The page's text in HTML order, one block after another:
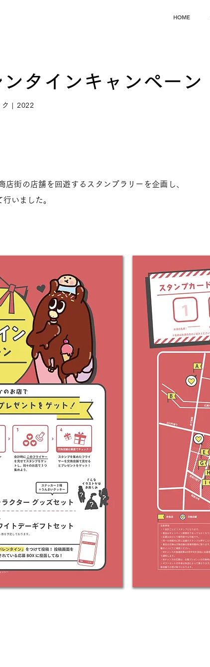
HOME
タインキャンペーン
ク | 2022
店街の店舗を回遊するスタンプラリーを企画し、
いました。